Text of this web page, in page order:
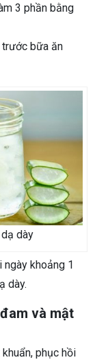
3 phần bằng
bữa ăn
dày
khoảng 1
dày.
và mật
phục hồi